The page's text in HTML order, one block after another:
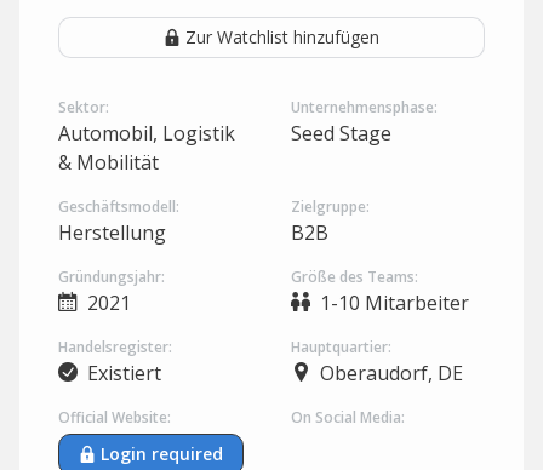
Zur Watchlist hinzufügen
Sektor:
Automobil, Logistik
& Mobilität
Unternehmensphase:
Seed Stage
Geschäftsmodell:
Herstellung
Zielgruppe:
B2B
Gründungsjahr:
2021
Größe des Teams:
1-10 Mitarbeiter
Handelsregister:
Existiert
Hauptquartier:
Oberaudorf, DE
Official Website:
Login required
On Social Media: